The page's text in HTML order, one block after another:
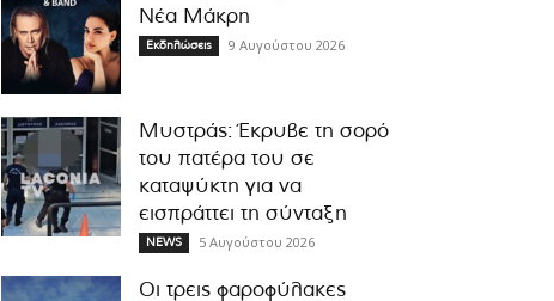
Νέα Μάκρη
Εκδηλώσεις 9 Αυγούστου 2026
Μυστράς: Έκρυβε τη σορό
του πατέρα του σε
καταψύκτη για να
εισπράττει τη σύνταξη
NEWS 5 Αυγούστου 2026
Οι τρεις φαροφύλακες